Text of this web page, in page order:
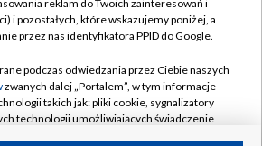
Cyfrowa
Pomoc
Kontakt
reklam do Twoich zainteresowań i
i pozostałych, które wskazujemy poniżej, a
przez nas identyfikatora PPID do Google.
podczas odwiedzania przez Ciebie naszych
zwanych dalej „Portalem”, w tym informacje
takich jak: pliki cookie, sygnalizatory
technologii umożliwiających świadczenie